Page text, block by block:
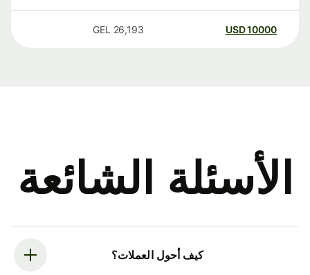
10000
USD
26,193
GEL
الأسئلة الشائعة
كيف أحول العملات؟